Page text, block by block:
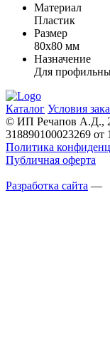
Материал
Пластик
Размер
80х80 мм
Назначение
Для
Каталог Условия
© ИП Речапов А.Д.,
318890100023269 от
Политика
Публичная оферта
Разработка сайта —